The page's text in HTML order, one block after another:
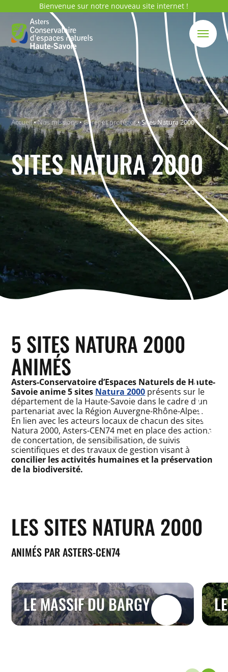
Bienvenue sur notre nouveau site internet !
Accueil•Nos missions•Gérer et protéger•Sites Natura 2000
SITES NATURA 2000
5 SITES NATURA 2000
ANIMÉS
Asters-Conservatoire d’Espaces Naturels de Haute-
Savoie anime 5 sites Natura 2000 présents sur le
département de la Haute-Savoie dans le cadre d’un
partenariat avec la Région Auvergne-Rhône-Alpes.
En lien avec les acteurs locaux de chacun des sites
Natura 2000, Asters-CEN74 met en place des actions
de concertation, de sensibilisation, de suivis
scientifiques et des travaux de gestion visant à
concilier les activités humaines et la préservation
de la biodiversité.
LES SITES NATURA 2000
ANIMÉS PAR ASTERS-CEN74
LE MASSIF DU BARGY